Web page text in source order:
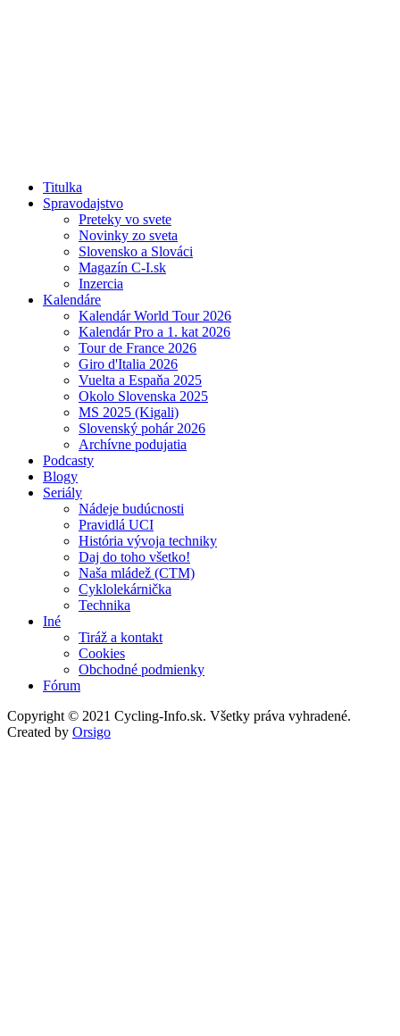
Titulka
Spravodajstvo
Preteky vo svete
Novinky zo sveta
Slovensko a Slováci
Magazín C-I.sk
Inzercia
Kalendáre
Kalendár World Tour 2026
Kalendár Pro a 1. kat 2026
Tour de France 2026
Giro d'Italia 2026
Vuelta a Espaňa 2025
Okolo Slovenska 2025
MS 2025 (Kigali)
Slovenský pohár 2026
Archívne podujatia
Podcasty
Blogy
Seriály
Nádeje budúcnosti
Pravidlá UCI
História vývoja techniky
Daj do toho všetko!
Naša mládež (CTM)
Cyklolekárnička
Technika
Iné
Tiráž a kontakt
Cookies
Obchodné podmienky
Fórum
Copyright © 2021 Cycling-Info.sk. Všetky práva vyhradené.
Created by Orsigo